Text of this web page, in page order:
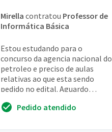
Mirella contratou Professor de
Informática Básica
Estou estudando para o
concurso da agencia nacional do
petroleo e preciso de aulas
relativas ao que esta sendo
pedido no edital. Aguardo
Pedido atendido